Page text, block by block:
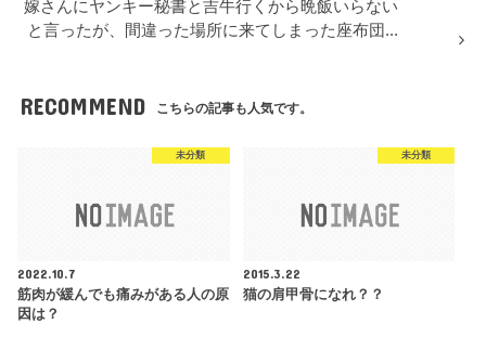
嫁さんにヤンキー秘書と吉牛行くから晩飯いらない
と言ったが、間違った場所に来てしまった座布団...
RECOMMEND こちらの記事も人気です。
未分類
2022.10.7
筋肉が緩んでも痛みがある人の原
因は？
未分類
2015.3.22
猫の肩甲骨になれ？？